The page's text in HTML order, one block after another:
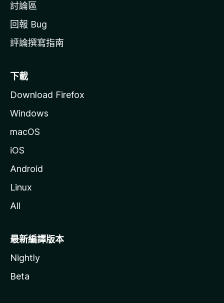
討論區
回報 Bug
評論撰寫指南
下載
Download Firefox
Windows
macOS
iOS
Android
Linux
All
最新編譯版本
Nightly
Beta